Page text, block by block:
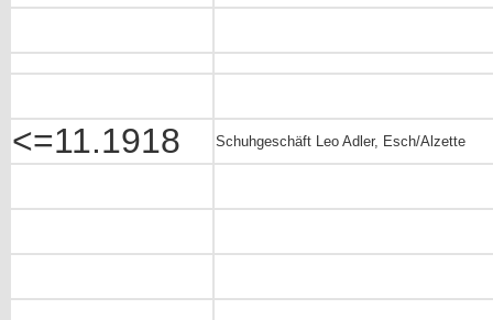
<=11.1918 Schuhgeschäft Leo Adler, Esch/Alzette